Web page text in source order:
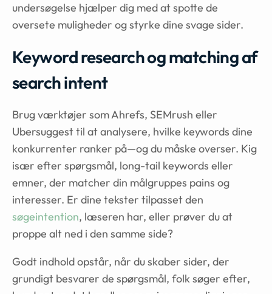
undersøgelse hjælper dig med at spotte de
oversete muligheder og styrke dine svage sider.
Keyword research og matching af
search intent
Brug værktøjer som Ahrefs, SEMrush eller
Ubersuggest til at analysere, hvilke keywords dine
konkurrenter ranker på—og du måske overser. Kig
især efter spørgsmål, long-tail keywords eller
emner, der matcher din målgruppes pains og
interesser. Er dine tekster tilpasset den
søgeintention, læseren har, eller prøver du at
proppe alt ned i den samme side?
Godt indhold opstår, når du skaber sider, der
grundigt besvarer de spørgsmål, folk søger efter,